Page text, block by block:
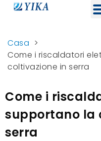
Casa >
Come i riscaldatori
coltivazione in serra
Come i
supportano la
serra